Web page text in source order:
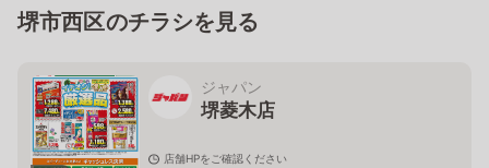
堺市西区のチラシを見る
ジャパン
堺菱木店
店舗HPをご確認ください